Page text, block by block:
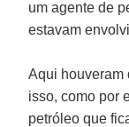
um agente de
estavam
Aqui houveram
isso, como por
petróleo que